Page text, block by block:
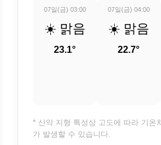
07일(금) 03:00
☀️ 맑음
23.1°
07일(금) 04:00
☀️ 맑음
22.7°
* 산악 지형 특성상 고도에 따라 기온
가 발생할 수 있습니다.